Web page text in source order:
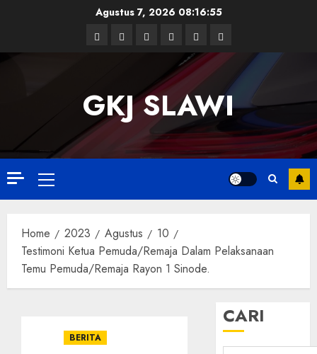
Agustus 7, 2026 08:16:55
Facebook
TwitterLinkedin
VK YoutubeInstagram
GKJ SLAWI
Primary
Menu
Home 2023 Agustus
10
Testimoni Ketua Pemuda/Remaja Dalam Pelaksanaan
Temu Pemuda/Remaja Rayon 1 Sinode.
BERITA
CARI